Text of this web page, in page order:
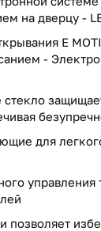
на дверцу -
E
-
для
управления